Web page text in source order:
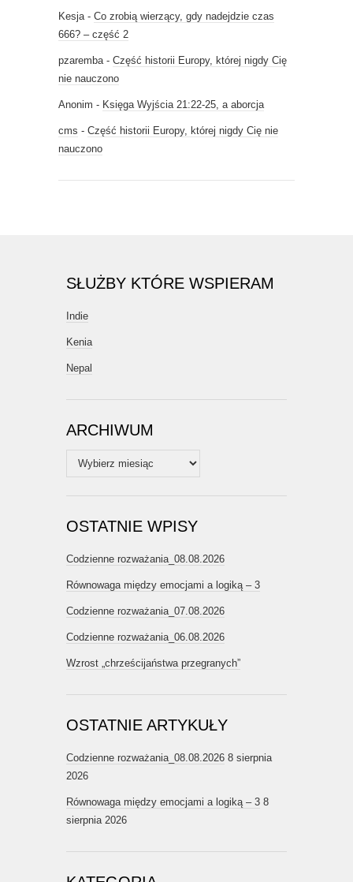
Kesja- Co zrobią wierzący, gdy nadejdzie czas
666? – część 2
pzaremba- Część historii Europy, której nigdy Cię
nie nauczono
Anonim - Księga Wyjścia 21:22-25, a aborcja
cms - Część historii Europy, której nigdy Cię nie
nauczono
SŁUŻBY KTÓRE WSPIERAM
Indie
Kenia
Nepal
ARCHIWUM
Archiwum
OSTATNIE WPISY
Codzienne rozważania_08.08.2026
Równowaga między emocjami a logiką – 3
Codzienne rozważania_07.08.2026
Codzienne rozważania_06.08.2026
Wzrost „chrześcijaństwa przegranych”
OSTATNIE ARTYKUŁY
Codzienne rozważania_08.08.2026 8 sierpnia
2026
Równowaga między emocjami a logiką – 3 8
sierpnia 2026